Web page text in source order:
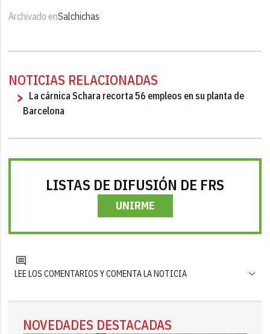
Archivado enSalchichas
NOTICIAS RELACIONADAS
La cárnica Schara recorta 56 empleos en su planta de
Barcelona
LISTAS DE DIFUSIÓN DE FRS
UNIRME
LEE LOS COMENTARIOS Y COMENTA LA NOTICIA
NOVEDADES DESTACADAS